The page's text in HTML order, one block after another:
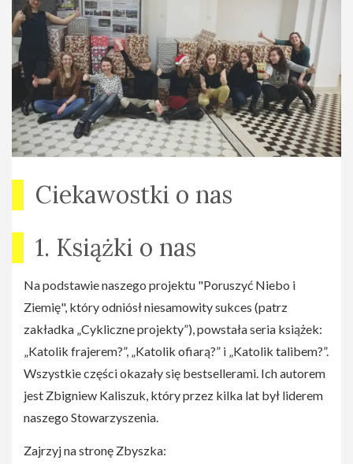
Ciekawostki o nas
1. Książki o nas
Na podstawie naszego projektu "Poruszyć Niebo i
Ziemię", który odniósł niesamowity sukces (patrz
zakładka „Cykliczne projekty”), powstała seria książek:
„Katolik frajerem?”, „Katolik ofiarą?” i „Katolik talibem?”.
Wszystkie części okazały się bestsellerami. Ich autorem
jest Zbigniew Kaliszuk, który przez kilka lat był liderem
naszego Stowarzyszenia.
Zajrzyj na stronę Zbyszka: